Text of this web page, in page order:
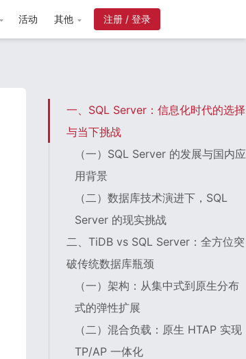
活动 其他 注册 / 登录
一、SQL Server：信息化时代的选择
与当下挑战
（一）SQL Server 的发展与国内应
用背景
（二）数据库技术演进下，SQL
Server 的现实挑战
二、TiDB vs SQL Server：全方位突
破传统数据库瓶颈
（一）架构：从集中式到原生分布
式的弹性扩展
（二）混合负载：原生 HTAP 实现
TP/AP 一体化